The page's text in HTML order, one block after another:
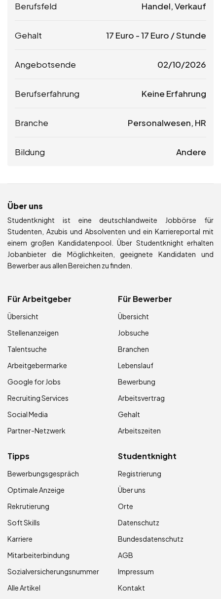
Berufsfeld Handel, Verkauf
Gehalt 17 Euro -17 Euro / Stunde
Angebotsende 02/10/2026
Berufserfahrung Keine Erfahrung
Branche Personalwesen, HR
Bildung Andere
Über uns
Studentknight ist eine deutschlandweite Jobbörse für
Studenten, Azubis und Absolventen und ein Karriereportal mit
einem großen Kandidatenpool. Über Studentknight erhalten
Jobanbieter die Möglichkeiten, geeignete Kandidaten und
Bewerber aus allen Bereichen zu finden.
Für Arbeitgeber
Übersicht
Stellenanzeigen
Talentsuche
Arbeitgebermarke
Google for Jobs
Recruiting Services
Social Media
Partner-Netzwerk
Für Bewerber
Übersicht
Jobsuche
Branchen
Lebenslauf
Bewerbung
Arbeitsvertrag
Gehalt
Arbeitszeiten
Tipps
Bewerbungsgespräch
Optimale Anzeige
Rekrutierung
Soft Skills
Karriere
Mitarbeiterbindung
Sozialversicherungsnummer
Alle Artikel
Studentknight
Registrierung
Über uns
Orte
Datenschutz
Bundesdatenschutz
AGB
Impressum
Kontakt